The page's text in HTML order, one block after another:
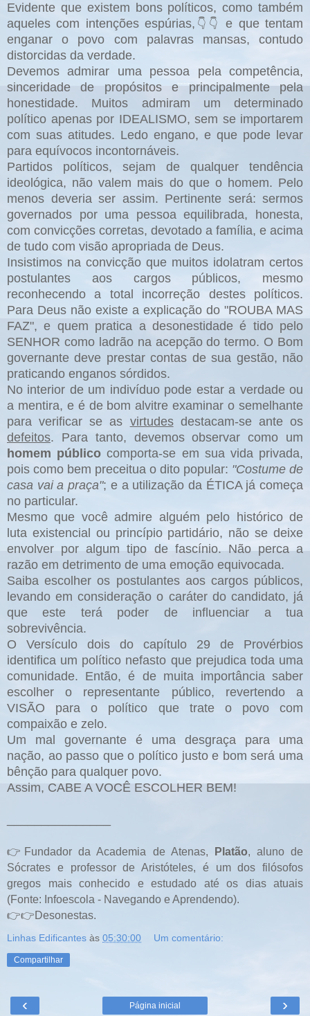
Evidente que existem bons políticos, como também
aqueles com intenções espúrias, 👇👇
e que tentam
enganar o povo com palavras mansas, contudo
distorcidas da verdade.
Devemos admirar uma pessoa pela competência,
sinceridade de propósitos e principalmente pela
honestidade. Muitos admiram um determinado
político apenas por IDEALISMO, sem se importarem
com suas atitudes. Ledo engano, e que pode levar
para equívocos incontornáveis.
Partidos políticos, sejam de qualquer tendência
ideológica, não valem mais do que o homem. Pelo
menos deveria ser assim. Pertinente será: sermos
governados por uma pessoa equilibrada, honesta,
com convicções corretas, devotado a família, e acima
de tudo com visão apropriada de Deus.
Insistimos na convicção que muitos idolatram certos
postulantes aos cargos públicos, mesmo
reconhecendo a total incorreção destes políticos.
Para Deus não existe a explicação do "ROUBA MAS
FAZ", e quem pratica a desonestidade é tido pelo
SENHOR como ladrão na acepção do termo. O Bom
governante deve prestar contas de sua gestão, não
praticando enganos sórdidos.
No interior de um indivíduo pode estar a verdade ou
a mentira, e é de bom alvitre examinar o semelhante
para verificar se as virtudesdestacam-se ante os
defeitos. Para tanto, devemos observar como um
homem público comporta-se em sua vida privada,
pois como bem preceitua o dito popular: "Costume de
casa vai a praça"; e a utilização da ÉTICA já começa
no particular.
Mesmo que você admire alguém pelo histórico de
luta existencial ou princípio partidário, não se deixe
envolver por algum tipo de fascínio. Não perca a
razão em detrimento de uma emoção equivocada.
Saiba escolher os postulantes aos cargos públicos,
levando em consideração o caráter do candidato, já
que este terá poder de influenciar a tua
sobrevivência.
O Versículo dois do capítulo 29 de Provérbios
identifica um político nefasto que prejudica toda uma
comunidade. Então, é de muita importância saber
escolher o representante público, revertendo a
VISÃO para o político que trate o povo com
compaixão e zelo.
Um mal governante é uma desgraça para uma
nação, ao passo que o político justo e bom será uma
bênção para qualquer povo.
Assim, CABE A VOCÊ ESCOLHER BEM!
👉Fundador da Academia de Atenas, Platão, aluno de
Sócrates e professor de Aristóteles, é um dos filósofos
gregos mais conhecido e estudado até os dias atuais
(Fonte: Infoescola - Navegando e Aprendendo).
👉👉Desonestas.
Linhas Edificantes às 05:30:00 Um comentário:
Compartilhar
‹ ›
Página inicial